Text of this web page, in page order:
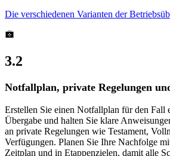
Die verschiedenen Varianten der
3.2
Notfallplan, private Regelungen
Erstellen Sie einen Notfallplan für den Fall
Übergabe und halten Sie klare
an private Regelungen wie Testament,
Verfügungen. Planen Sie Ihre Nachfolge
Zeitplan und in Etappenzielen, damit alle